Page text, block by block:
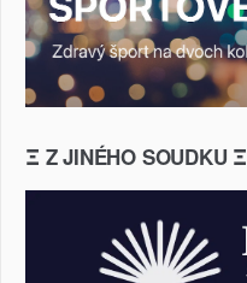
Ξ Z JINÉHO SOUDKU Ξ